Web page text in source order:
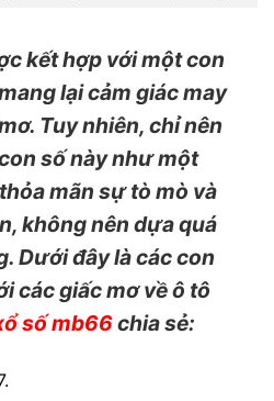
kết hợp với một con
lại cảm giác may
Tuy nhiên, chỉ nên
số này như một
mãn sự tò mò và
không nên dựa quá
Dưới đây là các con
các giấc mơ về ô tô
số mb66chia sẻ: